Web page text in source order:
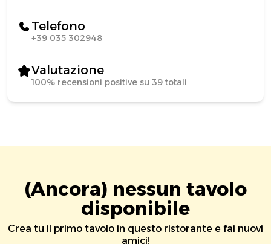
Telefono
+39 035 302948
Valutazione
100% recensioni positive su 39 totali
(Ancora) nessun tavolo
disponibile
Crea tu il primo tavolo in questo ristorante e fai nuovi
amici!